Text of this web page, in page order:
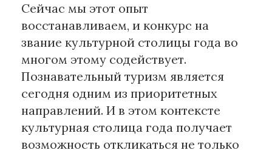
Сейчас мы этот опыт
восстанавливаем, и конкурс на
звание культурной столицы года во
многом этому содействует.
Познавательный туризм является
сегодня одним из приоритетных
направлений. И в этом контексте
культурная столица года получает
возможность откликаться не только